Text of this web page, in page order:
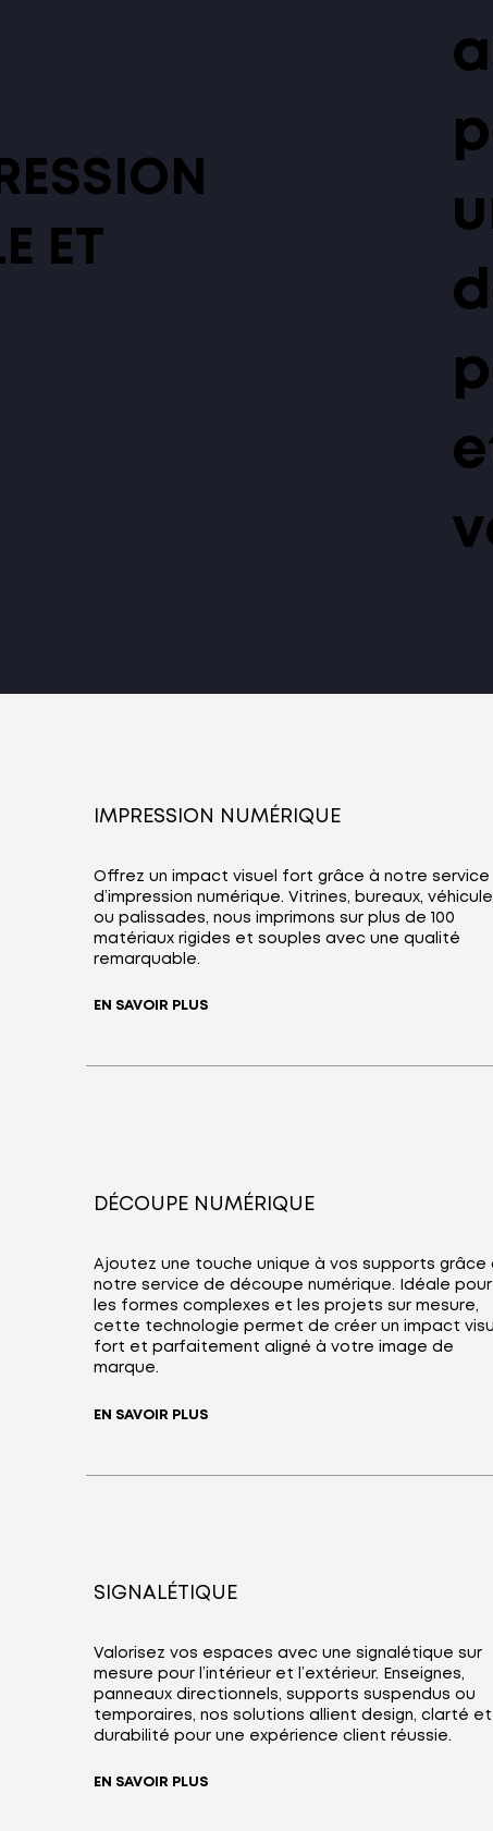
ET
IMPRESSION NUMÉRIQUE
Offrez un impact visuel fort grâce à notre service
d’impression numérique. Vitrines, bureaux,
ou palissades, nous imprimons sur plus de 100
matériaux rigides et souples avec une qualité
remarquable.
EN SAVOIR PLUS
DÉCOUPE NUMÉRIQUE
Ajoutez une touche unique à vos supports grâce
notre service de découpe numérique. Idéale pour
les formes complexes et les projets sur mesure,
cette technologie permet de créer un impact
fort et parfaitement aligné à votre image de
marque.
EN SAVOIR PLUS
SIGNALÉTIQUE
Valorisez vos espaces avec une signalétique sur
mesure pour l’intérieur et l’extérieur. Enseignes,
panneaux directionnels, supports suspendus ou
temporaires, nos solutions allient design, clarté et
durabilité pour une expérience client réussie.
EN SAVOIR PLUS